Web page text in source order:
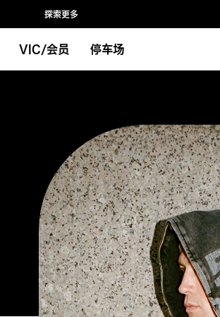
探索更多
VIC/会员 停车场